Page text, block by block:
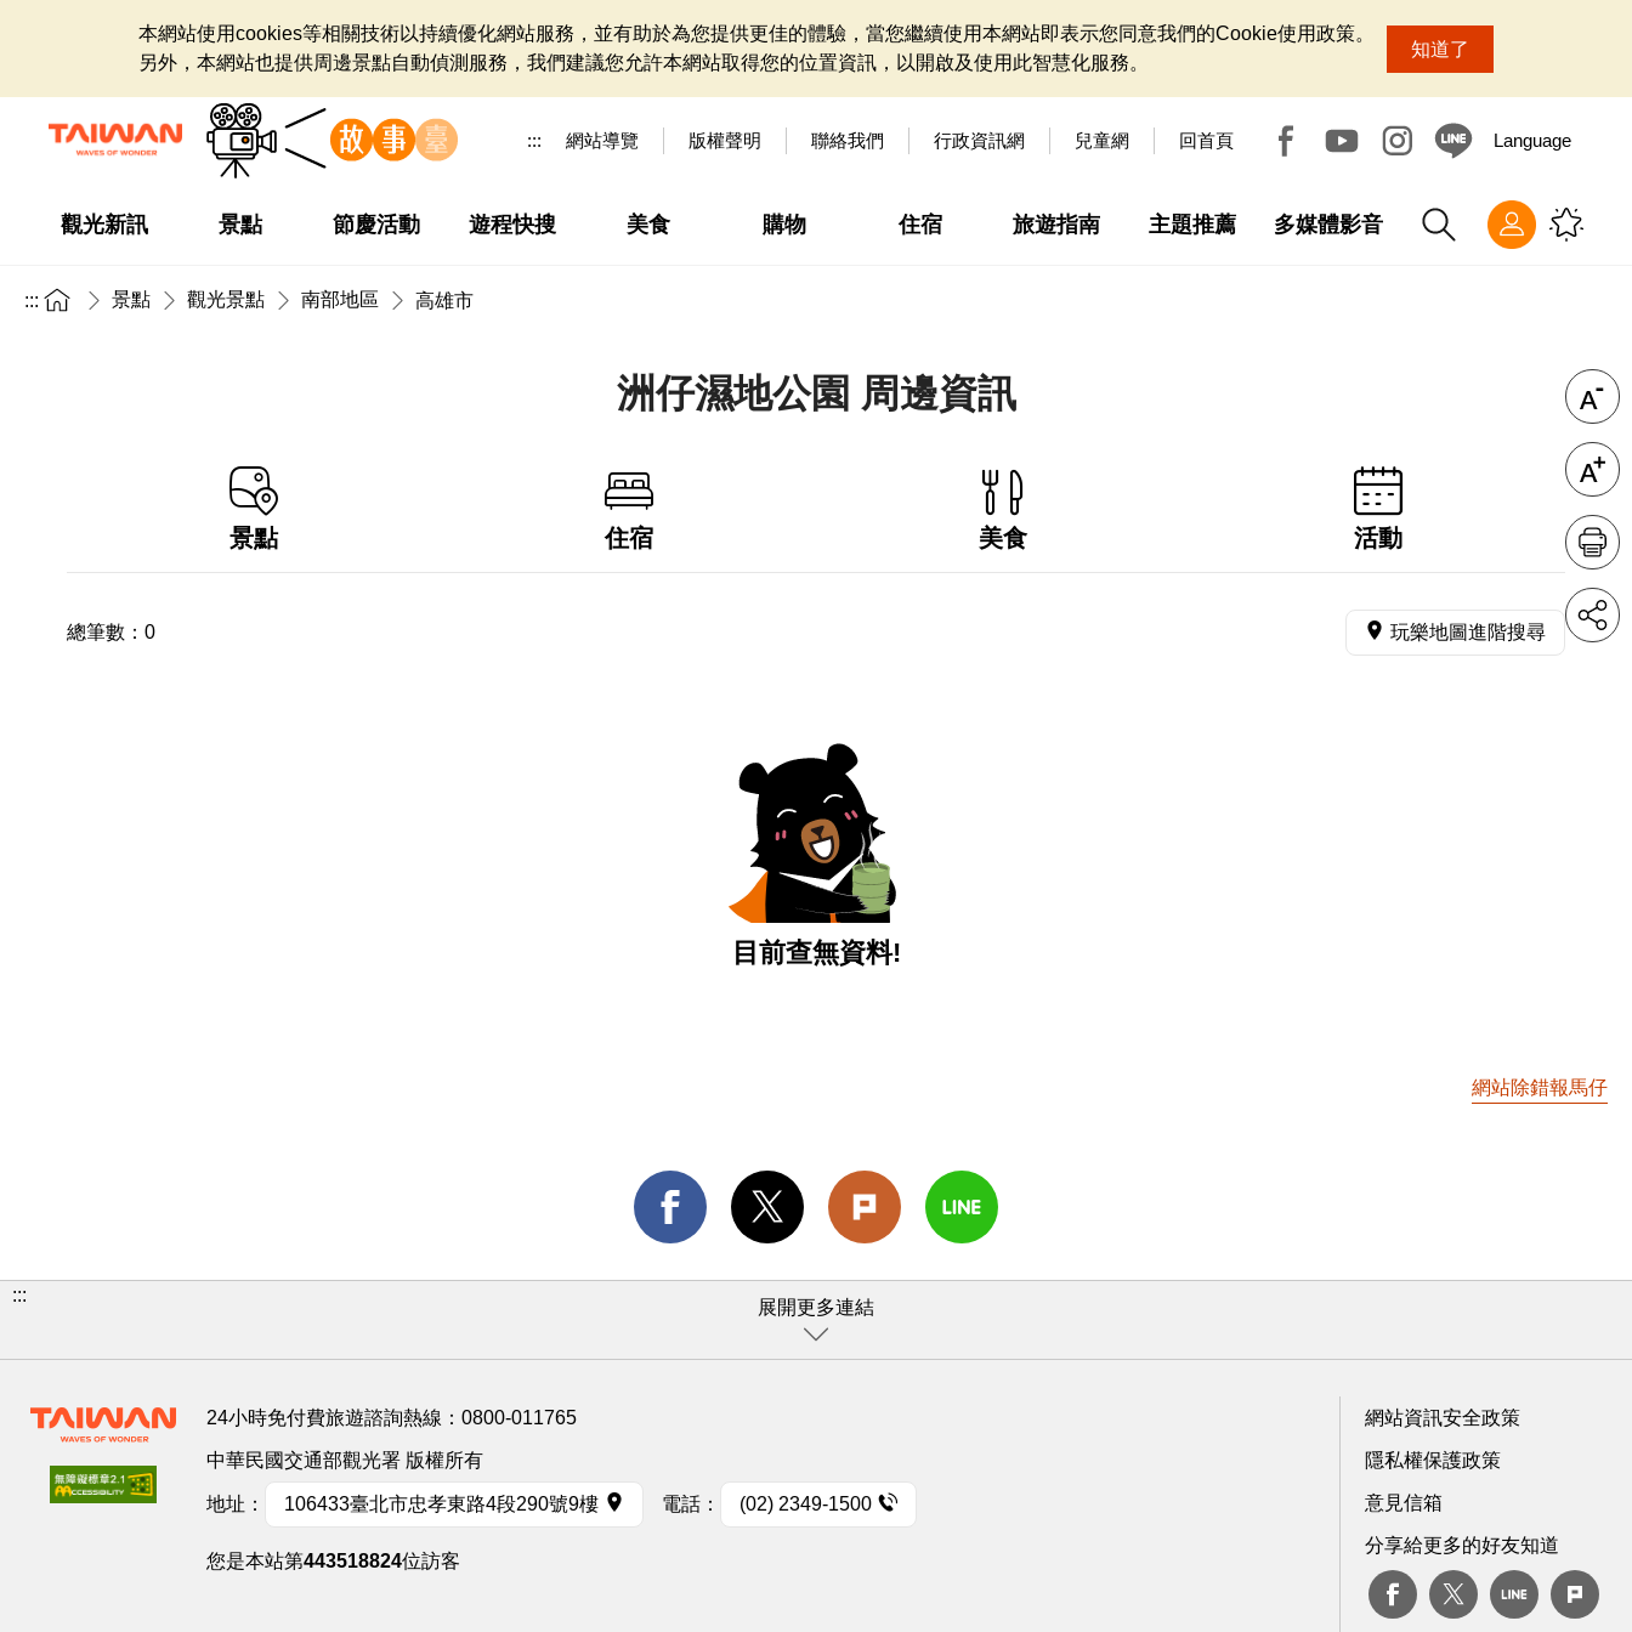
本網站使用cookies等相關技術以持續優化網站服務，並有助於為您提供更佳的體驗，當您繼續使用本網站即表示您同意我們的Cookie使用政策。
另外，本網站也提供周邊景點自動偵測服務，我們建議您允許本網站取得您的位置資訊，以開啟及使用此智慧化服務。
知道了
::: 網站導覽 版權聲明 聯絡我們 行政資訊網 兒童網 回首頁 Language
觀光新訊 景點 節慶活動 遊程快搜 美食 購物 住宿 旅遊指南 主題推薦 多媒體影音
::: 景點 觀光景點 南部地區 高雄市
洲仔濕地公園 周邊資訊
景點 住宿 美食 活動
總筆數： 0 玩樂地圖進階搜尋
目前查無資料!
網站除錯報馬仔
:::
展開更多連結
24小時免付費旅遊諮詢熱線： 0800-011765
中華民國交通部觀光署 版權所有
地址： 106433臺北市忠孝東路4段290號9樓 電話： (02) 2349-1500
您是本站第443518824位訪客
網站資訊安全政策
隱私權保護政策
意見信箱
分享給更多的好友知道